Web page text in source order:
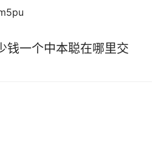
钱一个中本聪在哪里交